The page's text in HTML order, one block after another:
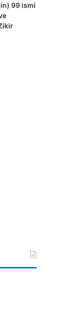
99 ismi